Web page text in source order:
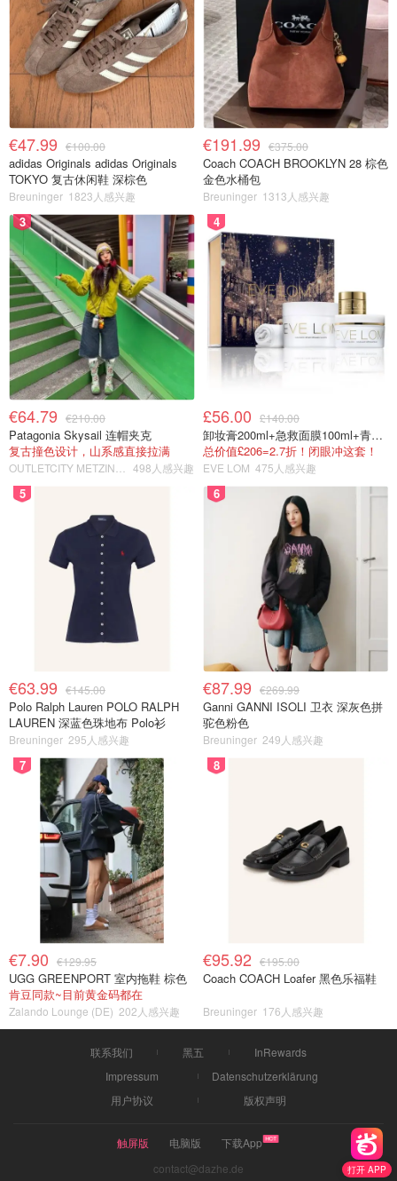
打开 APP
€47.99 €100.00
adidas Originals adidas Originals
TOKYO 复古休闲鞋 深棕色
Breuninger 1823人感兴趣
€191.99 €375.00
Coach COACH BROOKLYN 28 棕色
金色水桶包
Breuninger 1313人感兴趣
3
€64.79 €210.00
Patagonia Skysail 连帽夹克
复古撞色设计，山系感直接拉满
498人感兴趣
4
£56.00 £140.00
卸妆膏200ml+急救面膜100ml+青春面霜15ml
总价值£206=2.7折！闭眼冲这套！
EVE LOM 475人感兴趣
5
€63.99 €145.00
Polo Ralph Lauren POLO RALPH
LAUREN 深蓝色珠地布 Polo衫
Breuninger 295人感兴趣
6
€87.99 €269.99
Ganni GANNI ISOLI 卫衣 深灰色拼
驼色粉色
Breuninger 249人感兴趣
7
€7.90 €129.95
UGG GREENPORT 室内拖鞋 棕色
肯豆同款~目前黄金码都在
Zalando Lounge (DE) 202人感兴趣
8
€95.92 €195.00
Coach COACH Loafer 黑色乐福鞋
Breuninger 176人感兴趣
联系我们 黑五
InRewards
Impressum
Datenschutzerklärung
用户协议
版权声明
触屏版 电脑版
下载App
contact@dazhe.de